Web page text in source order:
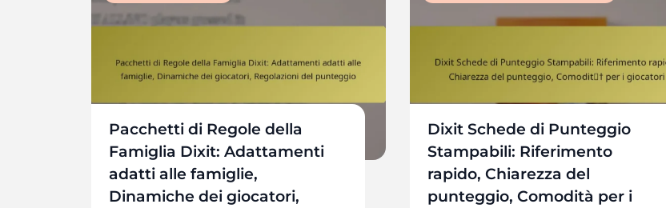
Pacchetti di Regole della
Famiglia Dixit: Adattamenti
adatti alle famiglie,
Dinamiche dei giocatori,
Dixit Schede di Punteggio
Stampabili: Riferimento
rapido, Chiarezza del
punteggio, Comodità per i